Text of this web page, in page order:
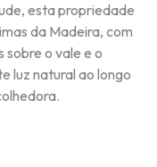
esta propriedade
da Madeira, com
sobre o vale e o
luz natural ao longo